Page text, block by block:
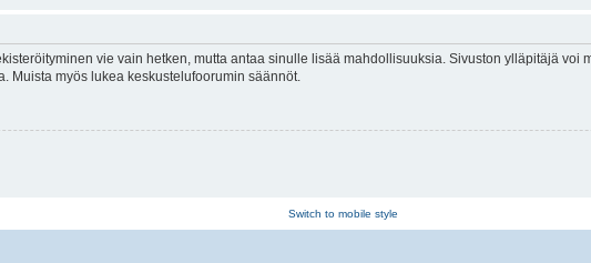
vie vain hetken, mutta antaa sinulle lisää mahdollisuuksia. Sivuston ylläpitäjä
Muista myös lukea keskustelufoorumin säännöt.
Switch to mobile style